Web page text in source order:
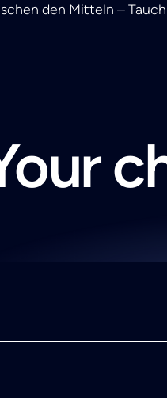
den Mitteln –